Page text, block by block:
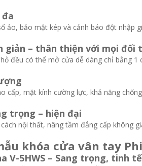
ảo, bảo mật kép và cảnh báo đột nhập
giản – thân thiện với mọi đối
đều có thể mở cửa dễ dàng chỉ bằng 1
cấp, mặt kính cường lực, khả năng
trọng – hiện đại
nội thất, nâng tầm đẳng cấp không
khóa cửa vân tay
V-5HWS – Sang trọng, tinh